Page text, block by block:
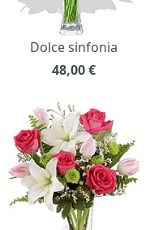
Dolce sinfonia
48,00€